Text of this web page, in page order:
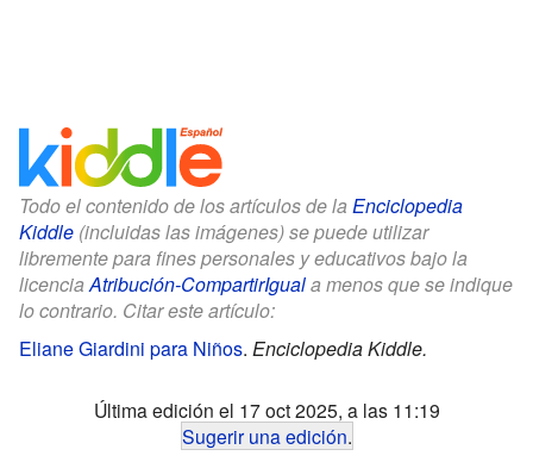
Todo el contenido de los artículos de la Enciclopedia
Kiddle (incluidas las imágenes) se puede utilizar
libremente para fines personales y educativos bajo la
licenciaAtribución-CompartirIguala menos que se indique
lo contrario. Citar este artículo:
Eliane Giardini para Niños. Enciclopedia Kiddle.
Última edición el 17 oct 2025, a las 11:19
Sugerir una edición.